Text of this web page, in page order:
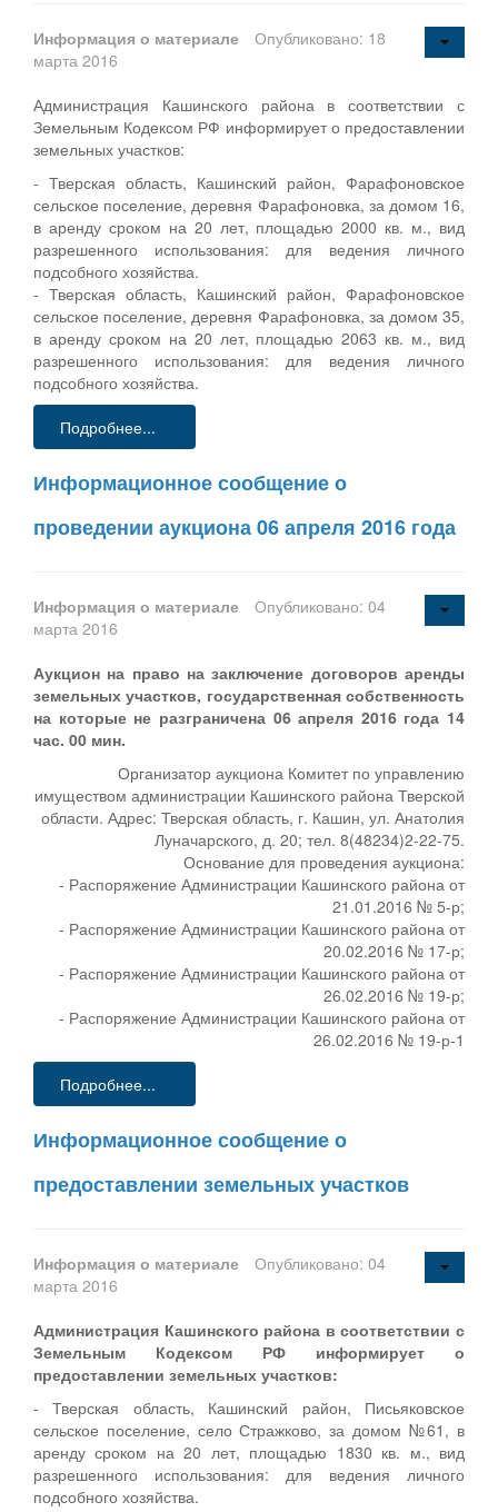
Информация о материале
Опубликовано: 18
марта 2016
Администрация Кашинского района в соответствии с
Земельным Кодексом РФ информирует о предоставлении
земельных участков:
- Тверская область, Кашинский район, Фарафоновское
сельское поселение, деревня Фарафоновка, за домом 16,
в аренду сроком на 20 лет, площадью 2000 кв. м., вид
разрешенного использования: для ведения личного
подсобного хозяйства.
- Тверская область, Кашинский район, Фарафоновское
сельское поселение, деревня Фарафоновка, за домом 35,
в аренду сроком на 20 лет, площадью 2063 кв. м., вид
разрешенного использования: для ведения личного
подсобного хозяйства.
Подробнее...
Информационное сообщение о
проведении аукциона 06 апреля 2016 года
Информация о материале
Опубликовано: 04
марта 2016
Аукцион на право на заключение договоров аренды
земельных участков, государственная собственность
на которые не разграничена 06 апреля 2016 года 14
час. 00 мин.
Организатор аукциона Комитет по управлению
имуществом администрации Кашинского района Тверской
области. Адрес: Тверская область, г. Кашин, ул. Анатолия
Луначарского, д. 20; тел. 8(48234)2-22-75.
Основание для проведения аукциона:
- Распоряжение Администрации Кашинского района от
21.01.2016 № 5-р;
- Распоряжение Администрации Кашинского района от
20.02.2016 № 17-р;
- Распоряжение Администрации Кашинского района от
26.02.2016 № 19-р;
- Распоряжение Администрации Кашинского района от
26.02.2016 № 19-р-1
Подробнее...
Информационное сообщение о
предоставлении земельных участков
Информация о материале
Опубликовано: 04
марта 2016
Администрация Кашинского района в соответствии с
Земельным Кодексом РФ информирует о
предоставлении земельных участков:
- Тверская область, Кашинский район, Письяковское
сельское поселение, село Стражково, за домом №61, в
аренду сроком на 20 лет, площадью 1830 кв. м., вид
разрешенного использования: для ведения личного
подсобного хозяйства.